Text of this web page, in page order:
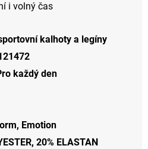
i volný čas
kalhoty a legíny
každý den
Emotion
20% ELASTAN